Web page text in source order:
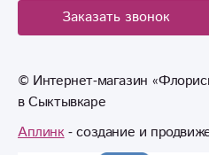
Заказать звонок
© Интернет-магазин
в Сыктывкаре
Аплинк- создание и